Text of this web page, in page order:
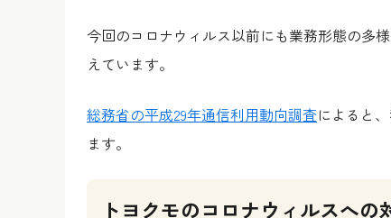
今回のコロナウィルス以前にも業務形態の多
えています。
総務省の平成29年通信利用動向調査によると
ます。
トヨクモのコロナウィルスへの